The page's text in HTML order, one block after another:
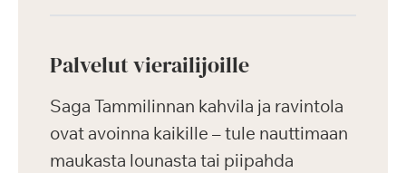
Palvelut vierailijoille
Saga Tammilinnan kahvila ja ravintola
ovat avoinna kaikille – tule nauttimaan
maukasta lounasta tai piipahda